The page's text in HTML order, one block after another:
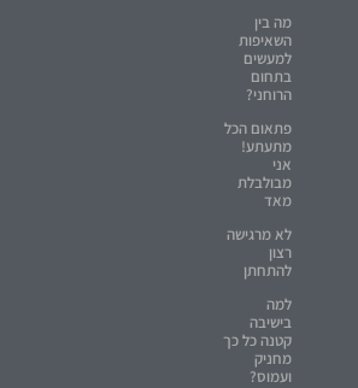
מה בין
השאיפות
למעשים
בתחום
הרוחני?
פתאום הכל
מתעתע!
אני
מבולבלת
מאד
לא מרגישה
רצון
להתחתן
למה
בישיבה
קטנה כל כך
מחניק
ועמוס?